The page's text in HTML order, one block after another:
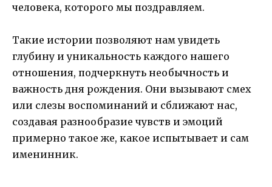
человека, которого мы поздравляем.
Такие истории позволяют нам увидеть
глубину и уникальность каждого нашего
отношения, подчеркнуть необычность и
важность дня рождения. Они вызывают смех
или слезы воспоминаний и сближают нас,
создавая разнообразие чувств и эмоций
примерно такое же, какое испытывает и сам
именинник.